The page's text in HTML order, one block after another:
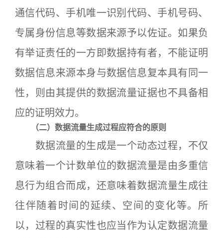
通信代码、手机唯一识别代码、手机号码、
专属身份信息等数据来源予以佐证。如果负
有举证责任的一方即数据持有者，不能证明
数据信息来源本身与数据信息复本具有同一
性，则由其提供的数据流量证据也不具备相
应的证明效力。
（二）数据流量生成过程应符合的原则
数据流量的生成是一个动态过程，不仅
意味着一个计数单位的数据流量是由多重信
息行为组合而成，还意味着数据流量生成往
往伴随着时间的延续、空间的变化等。所
以，过程的真实性也应当作为认定数据流量